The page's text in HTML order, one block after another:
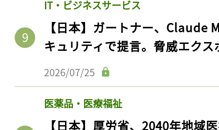
IT・ビジネスサービス
【日本】ガートナー、Claude
キュリティで提言。脅威エク
2026/07/25
医薬品・医療福祉
【日本】厚労省、2040年地域
記事をお気に入りに